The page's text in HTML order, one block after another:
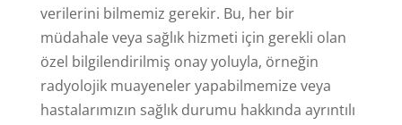
verilerini bilmemiz gerekir. Bu, her bir
müdahale veya sağlık hizmeti için gerekli olan
özel bilgilendirilmiş onay yoluyla, örneğin
radyolojik muayeneler yapabilmemize veya
hastalarımızın sağlık durumu hakkında ayrıntılı